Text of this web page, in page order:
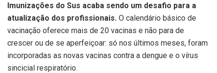
Imunizações do Sus acaba sendo um desafio para a
atualização dos profissionais. O calendário básico de
vacinação oferece mais de 20 vacinas e não para de
crescer ou de se aperfeiçoar: só nos últimos meses, foram
incorporadas as novas vacinas contra a dengue e o vírus
sincicial respiratório.